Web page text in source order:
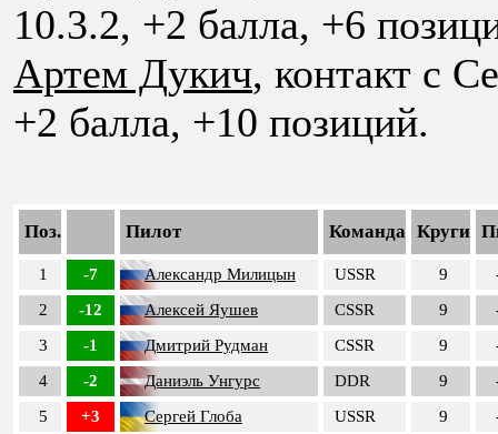
10.3.2, +2 балла, +6
Артем Дукич, контакт с
+2 балла, +10 позиций.
Поз. Пилот Команда Круги
1 -7 Александр Милицын USSR 9
2
-12 Алексей Яушев CSSR 9
3
-1 Дмитрий Рудман CSSR 9
4
-2 Даниэль Унгурс DDR 9
5
+3 Сергей Глоба USSR 9